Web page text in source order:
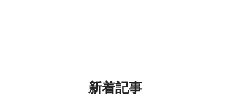
新着記事